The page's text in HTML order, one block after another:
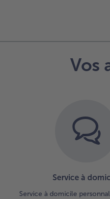
Vos
Service à
Service à domicile